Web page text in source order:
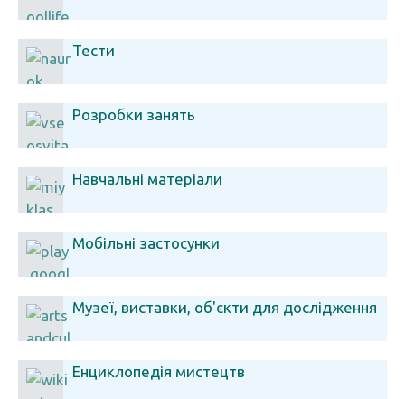
Тести
Розробки занять
Навчальні матеріали
Мобільні застосунки
Музеї, виставки, об'єкти для дослідження
Енциклопедія мистецтв